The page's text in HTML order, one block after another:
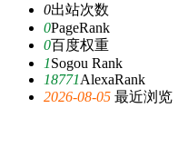
0出站次数
0PageRank
0百度权重
1Sogou Rank
18771AlexaRank
2026-08-05 最近浏览